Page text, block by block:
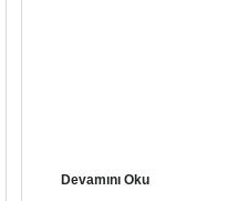
Devamını Oku